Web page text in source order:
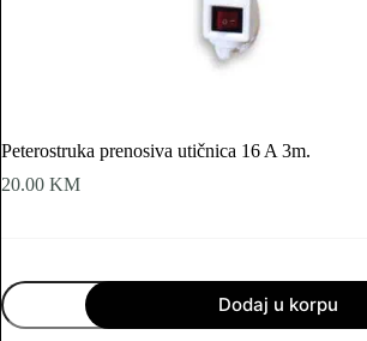
Peterostruka prenosiva utičnica 16 A 3m.
20.00 KM
Peterostruka
prenosiva
utičnica
Dodaj u korpu